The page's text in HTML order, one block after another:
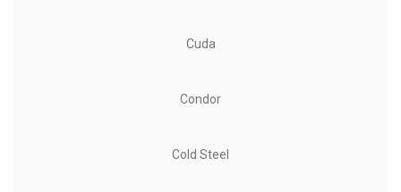
Cuda
Condor
Cold Steel